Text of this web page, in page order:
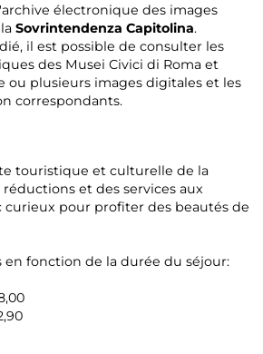
électronique des images
Sovrintendenza Capitolina.
il est possible de consulter les
des Musei Civici di Roma et
ou plusieurs images digitales et les
correspondants.
touristique et culturelle de la
et des services aux
pour profiter des beautés de
en fonction de la durée du séjour: